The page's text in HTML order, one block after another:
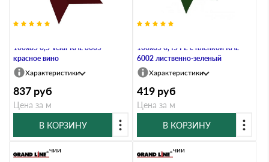
100х85 0,5 Velur RAL 3005
красное вино
Характеристики
837 руб
Цена за м
В КОРЗИНУ
100х85 0,45 PE с пленкой RAL
6002 лиственно-зеленый
Характеристики
419 руб
Цена за м
В КОРЗИНУ
В наличии В наличии